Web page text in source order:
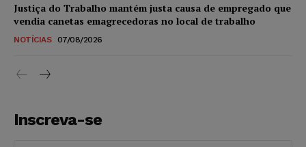
Justiça do Trabalho mantém justa causa de empregado que
vendia canetas emagrecedoras no local de trabalho
NOTÍCIAS 07/08/2026
Inscreva-se